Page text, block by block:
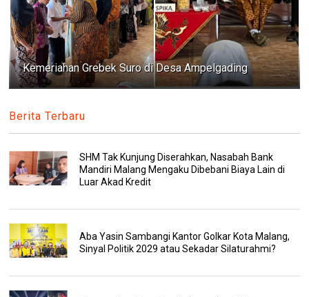
Kemeriahan Grebek Suro di Desa Ampelgading
Berita Terbaru
SHM Tak Kunjung Diserahkan, Nasabah Bank
Mandiri Malang Mengaku Dibebani Biaya Lain di
Luar Akad Kredit
Aba Yasin Sambangi Kantor Golkar Kota Malang,
Sinyal Politik 2029 atau Sekadar Silaturahmi?